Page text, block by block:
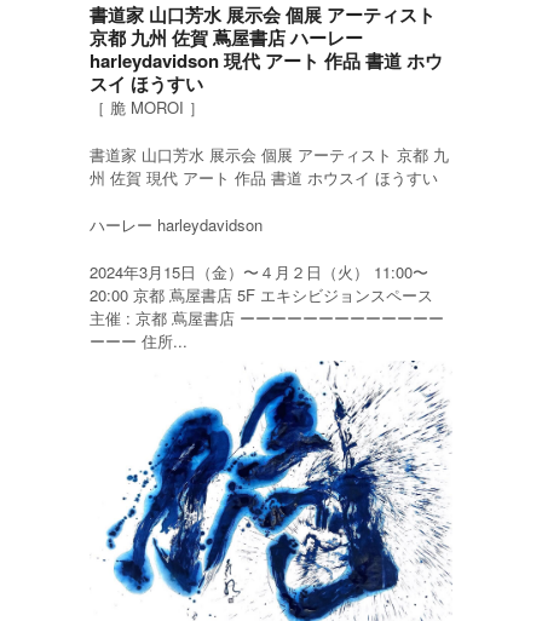
書道家 山口芳水 展示会 個展 アーティスト
京都 九州 佐賀 蔦屋書店 ハーレー
harleydavidson 現代 アート 作品 書道 ホウ
スイ ほうすい
［ 脆 MOROI ］
書道家 山口芳水 展示会 個展 アーティスト 京都 九
州 佐賀 現代 アート 作品 書道 ホウスイ ほうすい
ハーレー harleydavidson
2024年3月15日（金）〜４月２日（火） 11:00〜
20:00 京都 蔦屋書店 5F エキシビジョンスペース
主催 : 京都 蔦屋書店 ーーーーーーーーーーーーー
ーーー 住所...